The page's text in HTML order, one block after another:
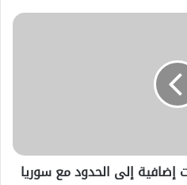
إضافية إلى الحدود مع سوريا